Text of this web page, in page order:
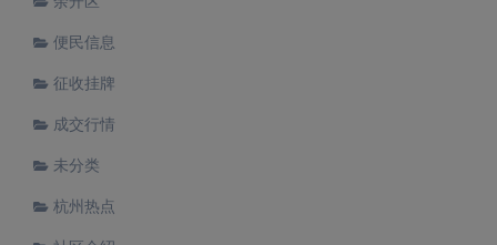
便民信息
征收挂牌
成交行情
未分类
杭州热点